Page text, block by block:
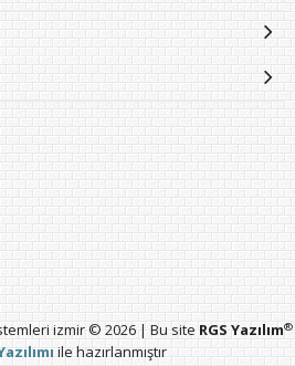
izmir © 2026 | Bu site RGS Yazılım®
ile hazırlanmıştır